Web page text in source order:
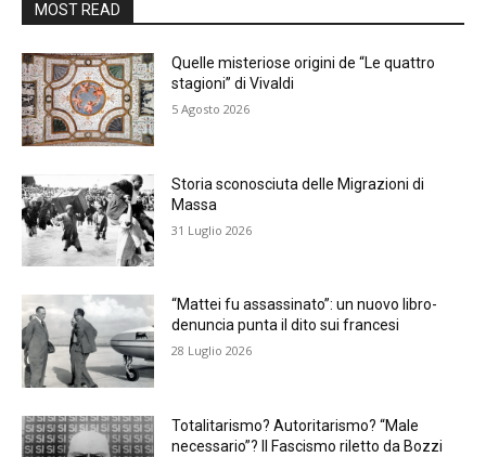
MOST READ
Quelle misteriose origini de “Le quattro
stagioni” di Vivaldi
5 Agosto 2026
Storia sconosciuta delle Migrazioni di
Massa
31 Luglio 2026
“Mattei fu assassinato”: un nuovo libro-
denuncia punta il dito sui francesi
28 Luglio 2026
Totalitarismo? Autoritarismo? “Male
necessario”? Il Fascismo riletto da Bozzi